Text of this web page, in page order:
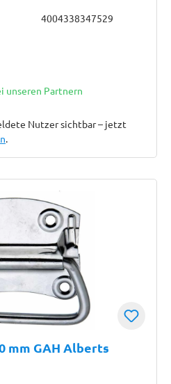
4004338347529
unseren Partnern
Nutzer sichtbar – jetzt
.
mm GAH Alberts